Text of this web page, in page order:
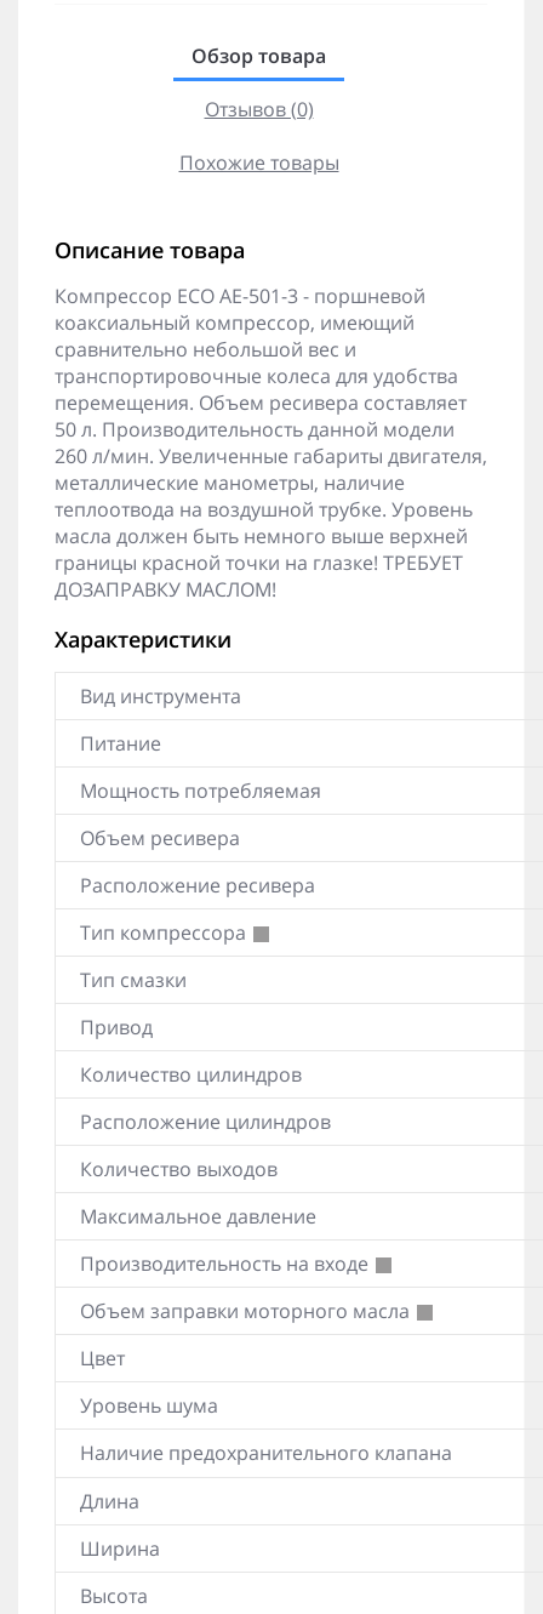
Обзор товара
Отзывов (0)
Похожие товары
Описание товара
Компрессор ECO AE-501-3 - поршневой
коаксиальный компрессор, имеющий
сравнительно небольшой вес и
транспортировочные колеса для удобства
перемещения. Объем ресивера составляет
50 л. Производительность данной модели
260 л/мин. Увеличенные габариты двигателя,
металлические манометры, наличие
теплоотвода на воздушной трубке. Уровень
масла должен быть немного выше верхней
границы красной точки на глазке! ТРЕБУЕТ
ДОЗАПРАВКУ МАСЛОМ!
Характеристики
Вид инструмента
Питание
Мощность потребляемая
Объем ресивера
Расположение ресивера
Тип компрессора
Тип смазки
Привод
Количество цилиндров
Расположение цилиндров
Количество выходов
Максимальное давление
Производительность на входе
Объем заправки моторного масла
Цвет
Уровень шума
Наличие предохранительного клапана
Длина
Ширина
Высота